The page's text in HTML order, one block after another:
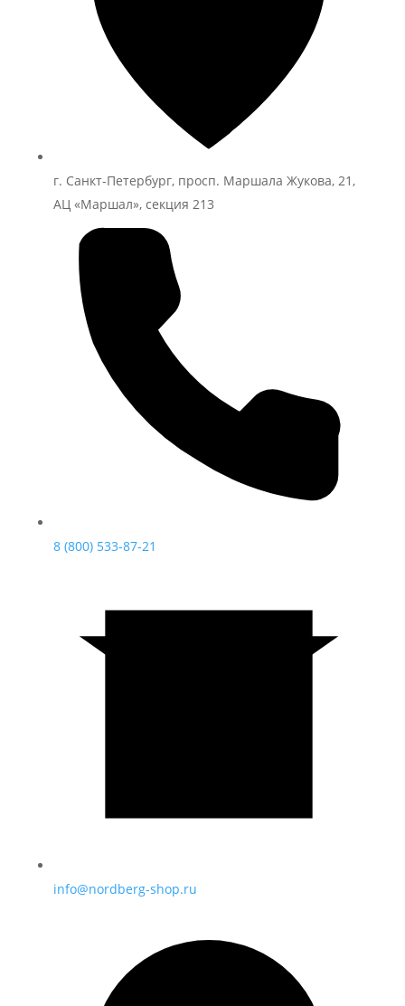
г. Санкт-Петербург, просп. Маршала Жукова, 21,
АЦ «Маршал», секция 213
8 (800) 533-87-21
info@nordberg-shop.ru